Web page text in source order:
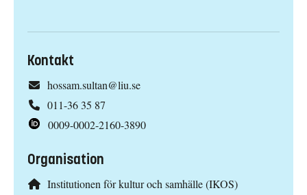
Kontakt
hossam.sultan@liu.se
011-36 35 87
0009-0002-2160-3890
Organisation
Institutionen för kultur och samhälle (IKOS)